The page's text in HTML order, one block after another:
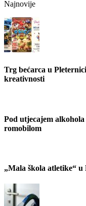
Najnovije
Trg bećarca u
kreativnosti
Pod utjecajem
romobilom
„Mala škola atletike“